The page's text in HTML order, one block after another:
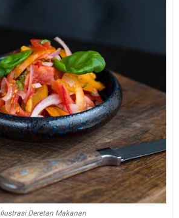
Ilustrasi Deretan Makanan